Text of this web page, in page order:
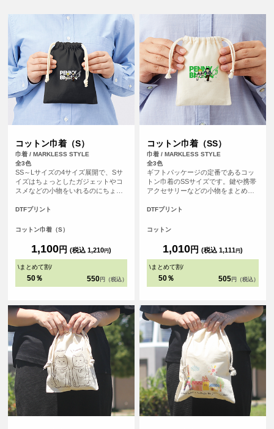
コットン巾着（S）
巾着 / MARKLESS STYLE
全3色
SS～Lサイズの4サイズ展開で、Sサ
イズはちょっとしたガジェットやコ
スメなどの小物をいれるのにちょう
パッケージとして幅広くご提案して
DTFプリント
コットン巾着（S）
1,100円 (税込 1,210円)
\まとめて割/
50％ 550 円（税込）
コットン巾着（SS）
巾着 / MARKLESS STYLE
全3色
ギフトパッケージの定番であるコッ
トン巾着のSSサイズです。鍵や携帯
アクセサリーなどの小物をまとめる
ッグの中の整理にも便利です。お菓
ほかのサイズとのセット販売もおす
意しており、ご利用シーンに合わせ
てお選び頂けます。お菓子の詰め合
わせのオリジナルパッケージから店
躍するアイテムです。
DTFプリント
コットン
1,010円 (税込 1,111円)
\まとめて割/
50％ 505 円（税込）